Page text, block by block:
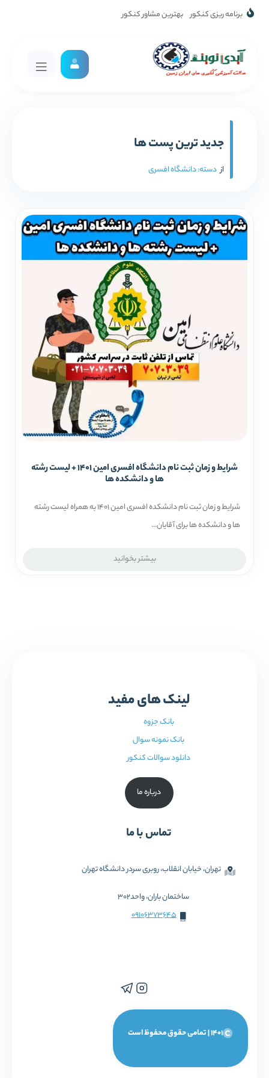
برنامه ریزی کنکور بهترین مشاور کنکور
جدید ترین پست ها
ازدسته:دانشگاه افسری
شرایط و زمان ثبت نام دانشگاه افسری امین 1401 + لیست رشته
ها و دانشکده ها
شرایط و زمان ثبت نام دانشکده افسری امین 1401 به همراه لیست رشته
ها و دانشکده ها برای آقایان...
بیشتر بخوانید
لینک های مفید
بانک جزوه
بانک نمونه سوال
دانلود سوالات کنکور
درباره ما
تماس با ما
تهران، خیابان انقلاب، روبری سردر دانشگاه تهران
ساختمان باران، واحد302
09106373645
1401 | تمامی حقوق محفوظ است